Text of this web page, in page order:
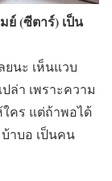
ย์ (ซีตาร์) เป็น
ยนะ เห็นแวบ
ล่า เพราะความ
คร แต่ถ้าพอได้
าบอ เป็นคน